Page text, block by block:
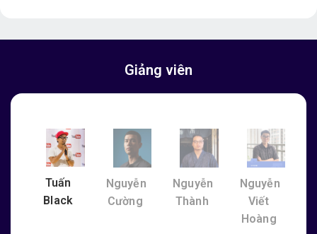
* Khóa học After Effect Hiệu Ứng Motion nằm tronglộ
trình học dài hạn Expert Post Production
Giảng viên
Tuấn
Black
Nguyễn
Cường
Nguyễn
Thành
Nguyễn
Viết
Hoàng